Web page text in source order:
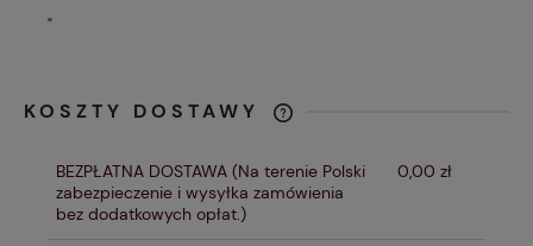
"
KOSZTY DOSTAWY
KOSZTÓW PŁATNOŚCI
BEZPŁATNA DOSTAWA (Na terenie Polski
zabezpieczenie i wysyłka zamówienia
bez dodatkowych opłat.)
0,00 zł